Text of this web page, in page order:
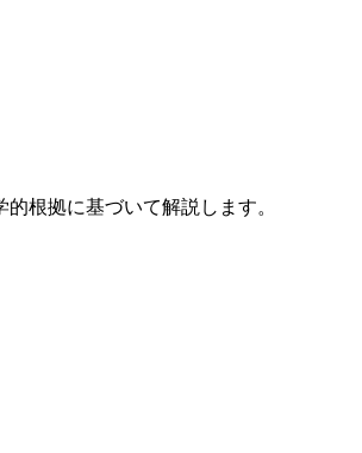
根拠に基づいて解説します。